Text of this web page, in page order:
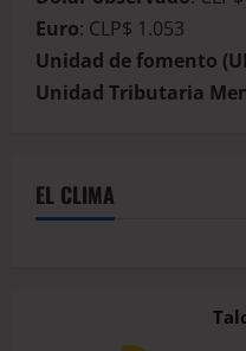
Euro: CLP$ 1.053
Unidad de fomento
Unidad Tributaria
EL CLIMA